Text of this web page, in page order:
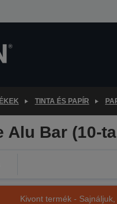
TINTA ÉS PAPÍR
Alu Bar (10-
Kivont termék -